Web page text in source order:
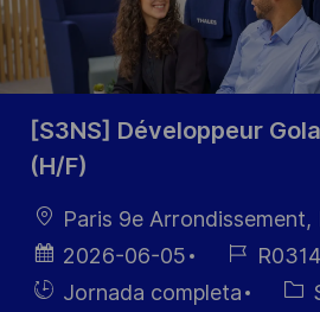
[S3NS] Développeur
(H/F)
Ubicación
Paris 9e Arrondissement,
Fecha de
publicación
2026-06-05
ID de
empleo
HiringJornada completa